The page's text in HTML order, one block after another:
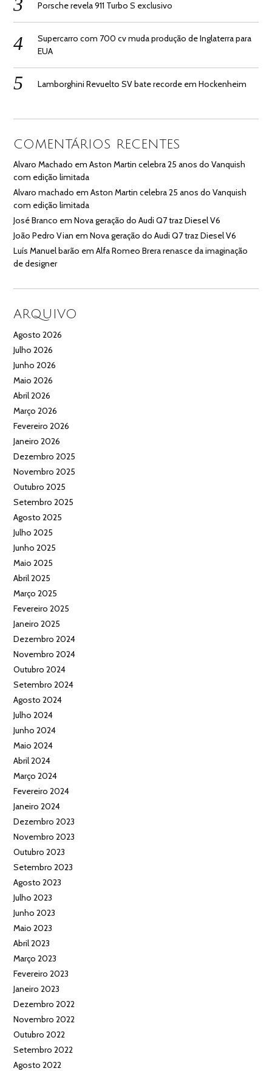
Porsche revela 911 Turbo S exclusivo
Supercarro com 700 cv muda produção de Inglaterra para
EUA
Lamborghini Revuelto SV bate recorde em Hockenheim
COMENTÁRIOS RECENTES
Alvaro Machado emAston Martin celebra 25 anos do Vanquish
com edição limitada
Alvaro machado emAston Martin celebra 25 anos do Vanquish
com edição limitada
José Branco emNova geração do Audi Q7 traz Diesel V6
João Pedro Vian emNova geração do Audi Q7 traz Diesel V6
Luís Manuel barão emAlfa Romeo Brera renasce da imaginação
de designer
ARQUIVO
Agosto 2026
Julho 2026
Junho 2026
Maio 2026
Abril 2026
Março 2026
Fevereiro 2026
Janeiro 2026
Dezembro 2025
Novembro 2025
Outubro 2025
Setembro 2025
Agosto 2025
Julho 2025
Junho 2025
Maio 2025
Abril 2025
Março 2025
Fevereiro 2025
Janeiro 2025
Dezembro 2024
Novembro 2024
Outubro 2024
Setembro 2024
Agosto 2024
Julho 2024
Junho 2024
Maio 2024
Abril 2024
Março 2024
Fevereiro 2024
Janeiro 2024
Dezembro 2023
Novembro 2023
Outubro 2023
Setembro 2023
Agosto 2023
Julho 2023
Junho 2023
Maio 2023
Abril 2023
Março 2023
Fevereiro 2023
Janeiro 2023
Dezembro 2022
Novembro 2022
Outubro 2022
Setembro 2022
Agosto 2022